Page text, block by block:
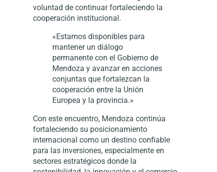
voluntad de continuar fortaleciendo la
cooperación institucional.
«Estamos disponibles para
mantener un diálogo
permanente con el Gobierno de
Mendoza y avanzar en acciones
conjuntas que fortalezcan la
cooperación entre la Unión
Europea y la provincia.»
Con este encuentro, Mendoza continúa
fortaleciendo su posicionamiento
internacional como un destino confiable
para las inversiones, especialmente en
sectores estratégicos donde la